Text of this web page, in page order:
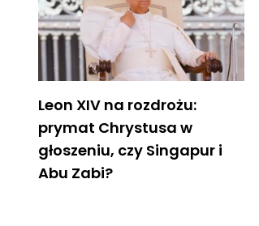
Leon XIV na rozdrożu:
prymat Chrystusa w
głoszeniu, czy Singapur i
Abu Zabi?